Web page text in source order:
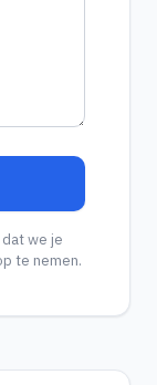
we je
te nemen.